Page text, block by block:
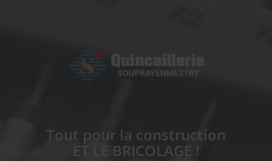
Tout pour la construction
ET LE BRICOLAGE !